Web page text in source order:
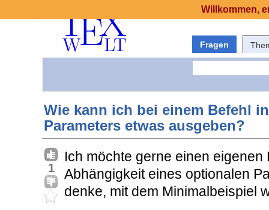
Fragen
Wie kann ich bei einem Befehl
Parameters etwas ausgeben?
1
Ich möchte gerne einen eigenen
Abhängigkeit eines optionalen
denke, mit dem Minimalbeispiel
Willkommen,